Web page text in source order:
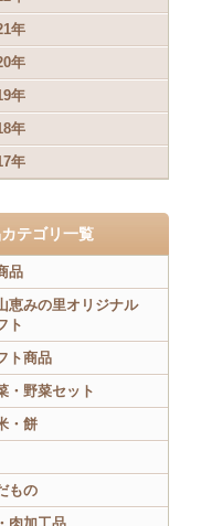
年
年
年
年
年
テゴリ一覧
品
恵みの里オリジナル
ト
ト商品
・野菜セット
・餅
もの